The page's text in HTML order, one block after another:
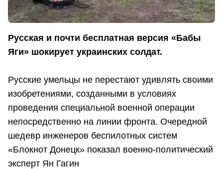
Русская и почти бесплатная версия «Бабы
Яги» шокирует украинских солдат.
Русские умельцы не перестают удивлять своими
изобретениями, созданными в условиях
проведения специальной военной операции
непосредственно на линии фронта. Очередной
шедевр инженеров беспилотных систем
«Блокнот Донецк» показал военно-политический
эксперт Ян Гагин